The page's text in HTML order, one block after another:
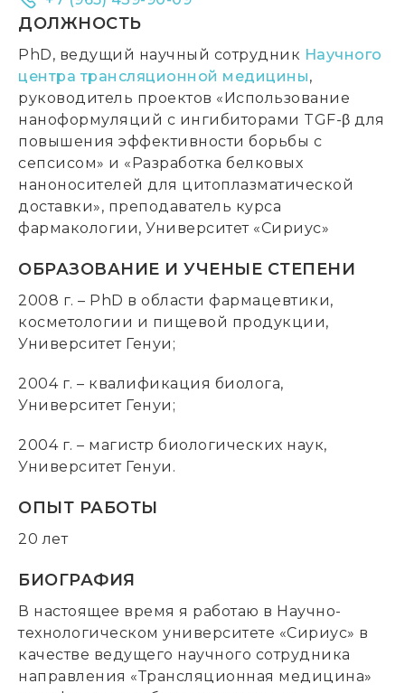
ДОЛЖНОСТЬ
PhD, ведущий научный сотрудник Научного
центра трансляционной медицины,
руководитель проектов «Использование
наноформуляций с ингибиторами TGF-β для
повышения эффективности борьбы с
сепсисом» и «Разработка белковых
наноносителей для цитоплазматической
доставки», преподаватель курса
фармакологии, Университет «Сириус»
ОБРАЗОВАНИЕ И УЧЕНЫЕ СТЕПЕНИ
2008 г. – PhD в области фармацевтики,
косметологии и пищевой продукции,
Университет Генуи;
2004 г. – квалификация биолога,
Университет Генуи;
2004 г. – магистр биологических наук,
Университет Генуи.
ОПЫТ РАБОТЫ
20 лет
БИОГРАФИЯ
В настоящее время я работаю в Научно-
технологическом университете «Сириус» в
качестве ведущего научного сотрудника
направления «Трансляционная медицина»